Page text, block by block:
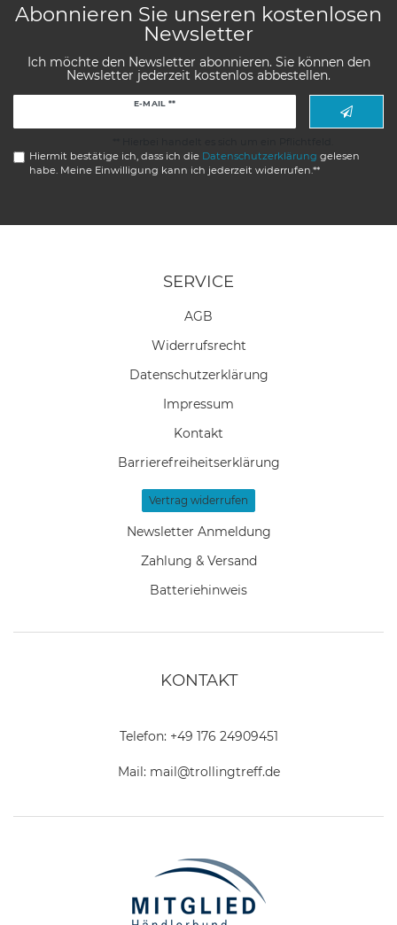
Abonnieren Sie unseren kostenlosen
Newsletter
Ich möchte den Newsletter abonnieren. Sie können den
Newsletter jederzeit kostenlos abbestellen.
E-MAIL **
Hiermit bestätige ich, dass ich die Daten­schutz­erklärung gelesen
habe. Meine Einwilligung kann ich jederzeit widerrufen.**
SERVICE
AGB
Widerrufs­recht
Daten­schutz­erklärung
Impressum
Kontakt
Barrierefreiheitserklärung
Vertrag widerrufen
Newsletter Anmeldung
Zahlung & Versand
Batteriehinweis
KONTAKT
Telefon: +49 176 24909451
Mail: mail@trollingtreff.de